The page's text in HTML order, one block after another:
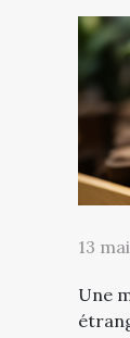
13
Une